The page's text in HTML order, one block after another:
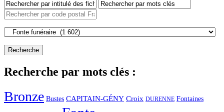
Recherche par mots clés :
Bronze Bustes CAPITAIN-GÉNY Croix DURENNE Fontaines